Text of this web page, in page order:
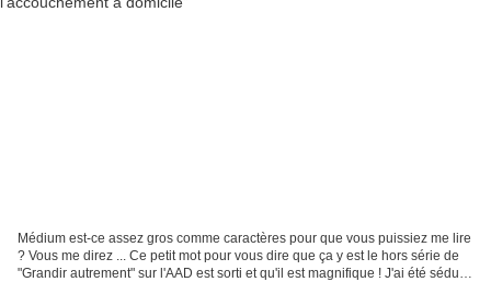
Médium est-ce assez gros comme caractères pour que vous puissiez me lire
? Vous me direz ... Ce petit mot pour vous dire que ça y est le hors série de
"Grandir autrement" sur l'AAD est sorti et qu'il est magnifique ! J'ai été séduite